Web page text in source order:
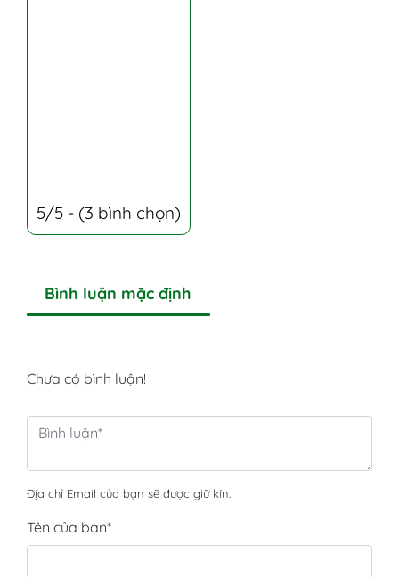
5/5 - (3 bình chọn)
Bình luận mặc định
Chưa có bình luận!
Địa chỉ Email của bạn sẽ được giữ kín.
Tên của bạn*